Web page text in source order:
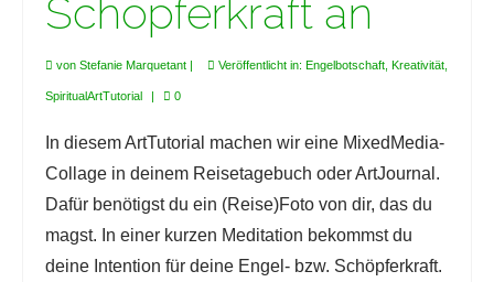
Schöpferkraft an
von Stefanie Marquetant | Veröffentlicht in: Engelbotschaft Kreativität
SpiritualArtTutorial | 0
In diesem ArtTutorial machen wir eine MixedMedia-
Collage in deinem Reisetagebuch oder ArtJournal.
Dafür benötigst du ein (Reise)Foto von dir, das du
magst. In einer kurzen Meditation bekommst du
deine Intention für deine Engel- bzw. Schöpferkraft.